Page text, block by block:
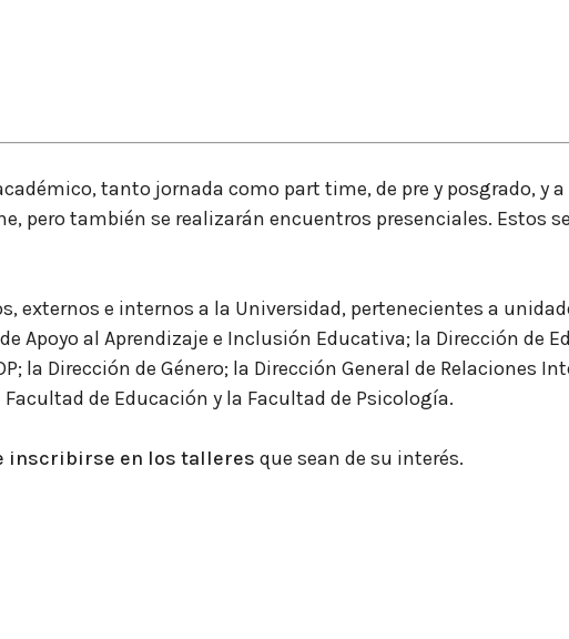
tanto jornada como part time, de pre y posgrado, y a
pero también se realizarán encuentros presenciales. Estos
externos e internos a la Universidad, pertenecientes a
Apoyo al Aprendizaje e Inclusión Educativa; la Dirección de
; la Dirección de Género; la Dirección General de Relaciones
de Educación y la Facultad de Psicología.
inscribirse en los talleres que sean de su interés.